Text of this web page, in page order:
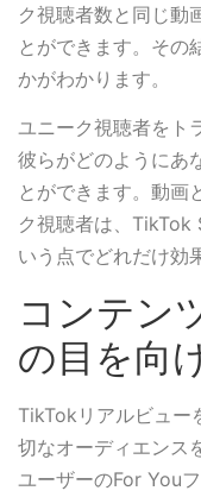
ク視聴者数と同じ動
とができます。その
かがわかります。
ユニーク視聴者をト
彼らがどのようにあ
とができます。動画
ク視聴者は、TikTok
いう点でどれだけ効
コンテン
の目を向
TikTokリアルビュー
切なオーディエンス
ユーザーのFor You